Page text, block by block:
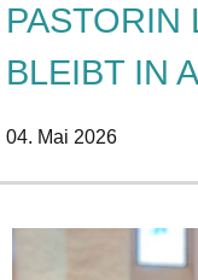
PASTORIN
BLEIBT IN
04. Mai 2026